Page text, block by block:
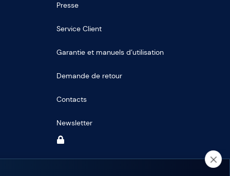
Presse
Service Client
Garantie et manuels d’utilisation
Demande de retour
Contacts
Newsletter